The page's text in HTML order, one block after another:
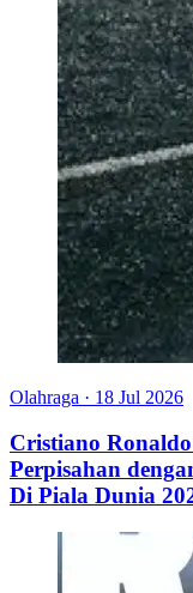
Olahraga · 18 Jul 2026
Cristiano
Perpisahan
Di Piala Dunia